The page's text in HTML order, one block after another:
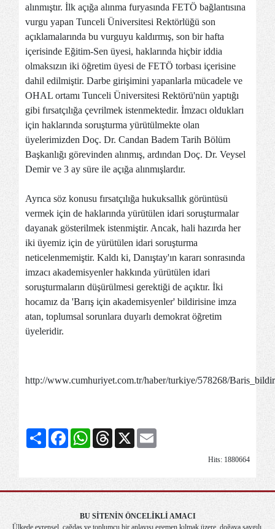
alınmıştır. İlk açığa alınma furyasında FETÖ bağlantısına
vurgu yapan Tunceli Üniversitesi Rektörlüğü son
açıklamalarında bu vurguyu kaldırmış, son bir hafta
içerisinde Eğitim-Sen üyesi, haklarında hiçbir iddia
olmaksızın iki öğretim üyesi de FETÖ torbası içerisine
dahil edilmiştir. Darbe girişimini yapanlarla mücadele ve
OHAL ortamı Tunceli Üniversitesi Rektörü'nün yaptığı
gibi fırsatçılığa çevrilmek istenmektedir. İmzacı oldukları
için haklarında soruşturma yürütülmekte olan
üyelerimizden Doç. Dr. Candan Badem Tarih Bölüm
Başkanlığı görevinden alınmış, ardından Doç. Dr. Veysel
Demir ve 3 ay süre ile açığa alınmışlardır.
Ayrıca söz konusu fırsatçılığa hukuksallık görüntüsü
vermek için de haklarında yürütülen idari soruşturmalar
dayanak gösterilmek istenmiştir. Ancak, hali hazırda her
iki üyemiz için de yürütülen idari soruşturma
neticelenmemiştir. Kaldı ki, Danıştay'ın kararı sonrasında
imzacı akademisyenler hakkında yürütülen idari
soruşturmaların düşürülmesi gerektiği de açıktır. İki
hocamız da 'Barış için akademisyenler' bildirisine imza
atan, toplumsal sorunlara duyarlı demokrat öğretim
üyeleridir.
http://www.cumhuriyet.com.tr/haber/turkiye/578268/
Share FacebookWhatsAppThreads
X
Hits: 1880664
BU SİTENİN ÖNCELİKLİ AMACI
Ülkede evrensel, çağdaş ve toplumcu bir anlayışı egemen kılmak üzere, doğaya saygılı,